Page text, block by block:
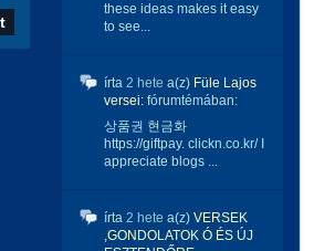
these ideas makes it easy
to see...
írta 2 hete a(z) Füle Lajos
versei: fórumtémában:
상품권 현금화
https://giftpay. clickn.co.kr/ I
appreciate blogs ...
írta 2 hete a(z) VERSEK
,GONDOLATOK Ó ÉS ÚJ